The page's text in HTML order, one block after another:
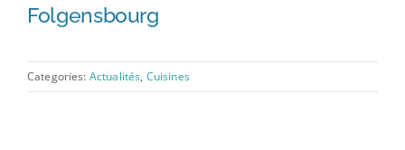
Folgensbourg
Categories: Actualités, Cuisines